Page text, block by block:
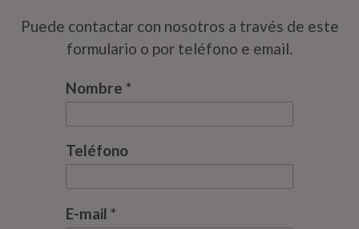
Puede contactar con nosotros a través de este
formulario o por teléfono e email.
Nombre *
Teléfono
E-mail *